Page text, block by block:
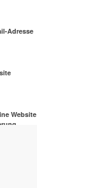
Adresse
Website